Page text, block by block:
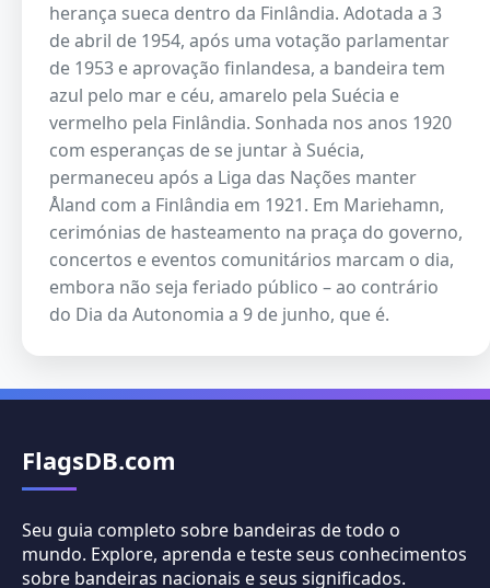
herança sueca dentro da Finlândia. Adotada a 3
de abril de 1954, após uma votação parlamentar
de 1953 e aprovação finlandesa, a bandeira tem
azul pelo mar e céu, amarelo pela Suécia e
vermelho pela Finlândia. Sonhada nos anos 1920
com esperanças de se juntar à Suécia,
permaneceu após a Liga das Nações manter
Åland com a Finlândia em 1921. Em Mariehamn,
cerimónias de hasteamento na praça do governo,
concertos e eventos comunitários marcam o dia,
embora não seja feriado público – ao contrário
do Dia da Autonomia a 9 de junho, que é.
FlagsDB.com
Seu guia completo sobre bandeiras de todo o
mundo. Explore, aprenda e teste seus conhecimentos
sobre bandeiras nacionais e seus significados.